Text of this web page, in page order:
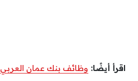
اقرأ أيضًا: وظائف بنك عمان العربي